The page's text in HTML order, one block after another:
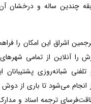
چندین ساله و درخشان
اشراق این امکان را
را آنلاین از تمامی
تلفنی شبانه‌روزی
انجام می‌شود تا باری از دوش
ترجمه اسناد و مدارک